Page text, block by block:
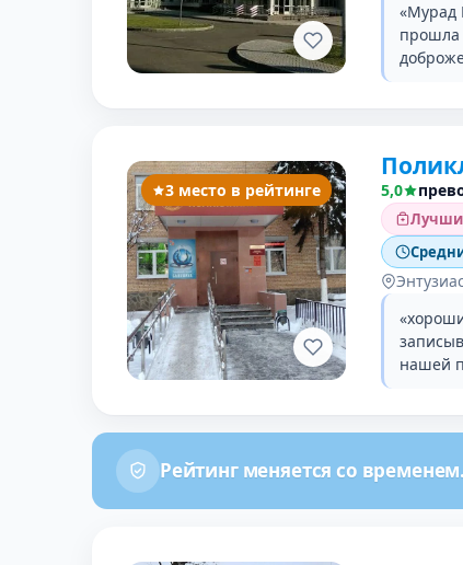
«Мурад
прошла
3 место в рейтинге 5,0
нашей
Рейтинг меняется со временем.